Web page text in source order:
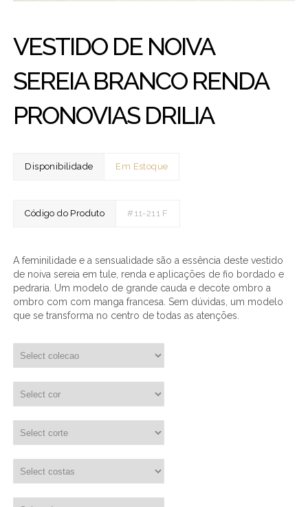
VESTIDO DE NOIVA
SEREIA BRANCO RENDA
PRONOVIAS DRILIA
Disponibilidade Em Estoque
Código do Produto #11-211 F
A feminilidade e a sensualidade são a essência deste vestido
de noiva sereia em tule, renda e aplicações de fio bordado e
pedraria. Um modelo de grande cauda e decote ombro a
ombro com com manga francesa. Sem dúvidas, um modelo
que se transforma no centro de todas as atenções.